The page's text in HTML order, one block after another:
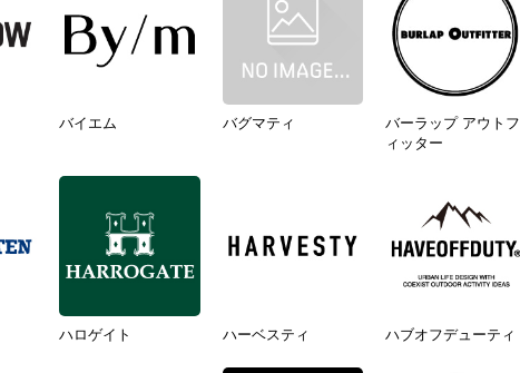
バイエム バグマティ
バーラップ アウトフ
ィッター
ハロゲイト ハーベスティ ハブオフデューティ